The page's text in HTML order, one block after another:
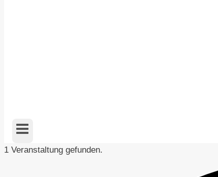
1 Veranstaltung gefunden.